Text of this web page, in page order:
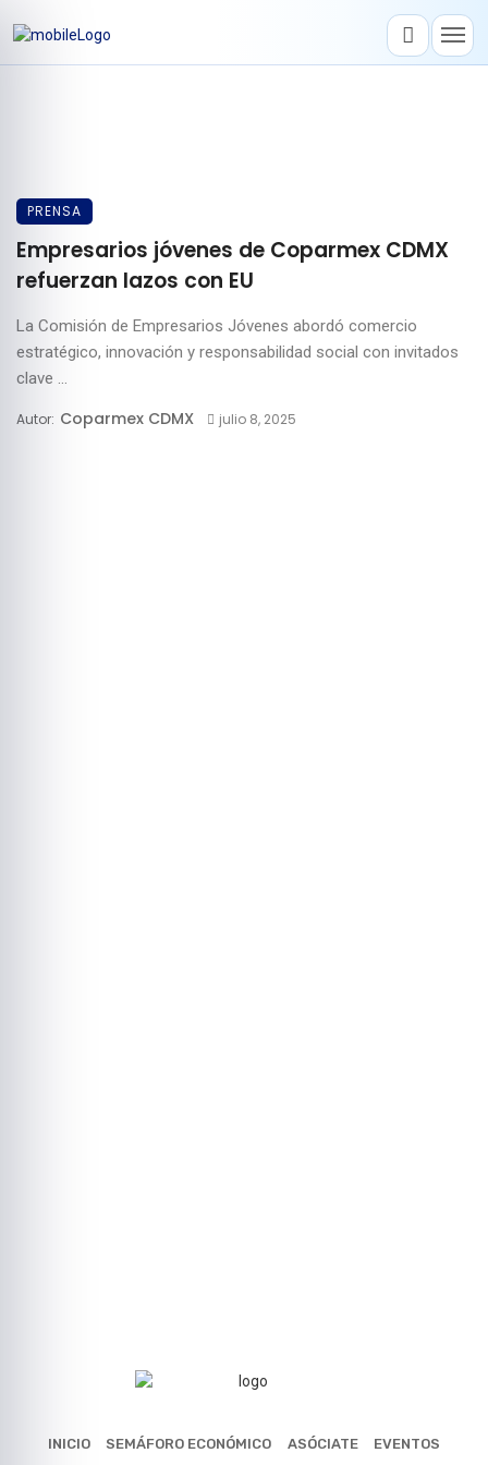
PRENSA
Empresarios jóvenes de Coparmex CDMX
refuerzan lazos con EU
La Comisión de Empresarios Jóvenes abordó comercio
estratégico, innovación y responsabilidad social con invitados
clave ...
Autor: Coparmex CDMX julio 8, 2025
INICIO SEMÁFORO ECONÓMICO ASÓCIATE
EVENTOS